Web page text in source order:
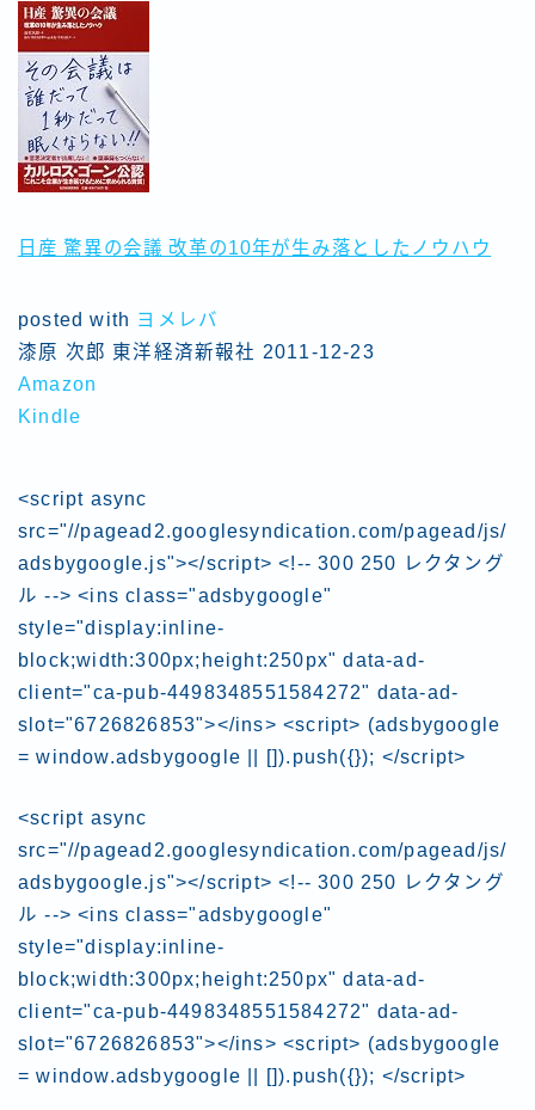
日産 驚異の会議 改革の10年が生み落としたノウハウ
posted with ヨメレバ
漆原 次郎 東洋経済新報社 2011-12-23
Amazon
Kindle
<script async
src="//pagead2.googlesyndication.com/pagead/js/
adsbygoogle.js"></script> <!-- 300 250 レクタング
ル --> <ins class="adsbygoogle"
style="display:inline-
block;width:300px;height:250px" data-ad-
client="ca-pub-4498348551584272" data-ad-
slot="6726826853"></ins> <script> (adsbygoogle
= window.adsbygoogle || []).push({}); </script>
<script async
src="//pagead2.googlesyndication.com/pagead/js/
adsbygoogle.js"></script> <!-- 300 250 レクタング
ル --> <ins class="adsbygoogle"
style="display:inline-
block;width:300px;height:250px" data-ad-
client="ca-pub-4498348551584272" data-ad-
slot="6726826853"></ins> <script> (adsbygoogle
= window.adsbygoogle || []).push({}); </script>